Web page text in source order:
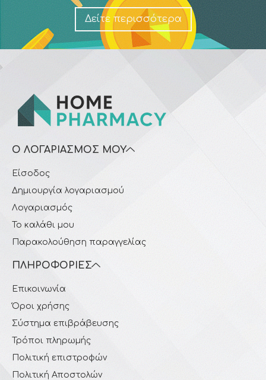
Δείτε περισσότερα
Ο ΛΟΓΑΡΙΑΣΜΌΣ ΜΟΥ
Είσοδος
Δημιουργία λογαριασμού
Λογαριασμός
Το καλάθι μου
Παρακολούθηση παραγγελίας
ΠΛΗΡΟΦΟΡΊΕΣ
Επικοινωνία
Όροι χρήσης
Σύστημα επιβράβευσης
Τρόποι πληρωμής
Πολιτική επιστροφών
Πολιτική Αποστολών